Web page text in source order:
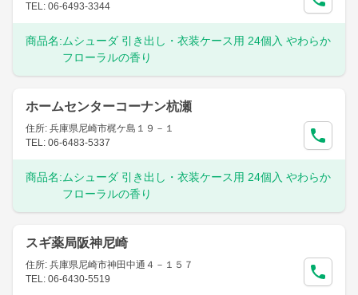
TEL: 06-6493-3344
商品名: ムシューダ 引き出し・衣装ケース用 24個入 やわらか
フローラルの香り
ホームセンターコーナン杭瀬
住所: 兵庫県尼崎市梶ケ島１９－１
TEL: 06-6483-5337
商品名: ムシューダ 引き出し・衣装ケース用 24個入 やわらか
フローラルの香り
スギ薬局阪神尼崎
住所: 兵庫県尼崎市神田中通４－１５７
TEL: 06-6430-5519